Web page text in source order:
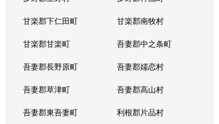
甘楽郡下仁田町 甘楽郡南牧村
甘楽郡甘楽町 吾妻郡中之条町
吾妻郡長野原町 吾妻郡嬬恋村
吾妻郡草津町 吾妻郡高山村
吾妻郡東吾妻町 利根郡片品村